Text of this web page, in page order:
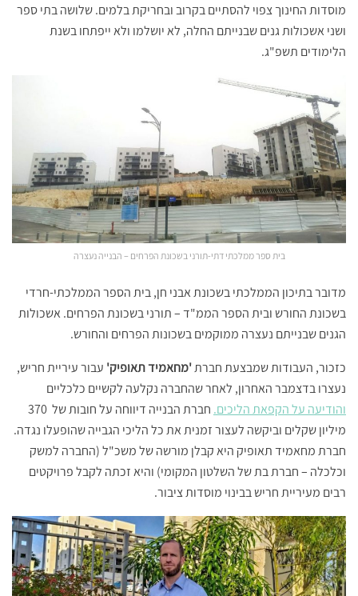
מוסדות החינוך צפוי להסתיים בקרוב ובחריקת בלמים. שלושה בתי ספר
ושני אשכולות גנים שבנייתם החלה, לא יושלמו ולא ייפתחו בשנת
הלימודים תשפ"ג.
בית ספר ממלכתי דתי-תורני בשכונת הפרחים – הבנייה נעצרה
מדובר בתיכון הממלכתי בשכונת אבני חן, בית הספר הממלכתי-חרדי
בשכונת החורש ובית הספר הממ"ד – תורני בשכונת הפרחים. אשכולות
הגנים שבנייתם נעצרה ממוקמים בשכונות הפרחים והחורש.
כזכור, העבודות שמבצעת חברת'מחאמיד תאופיק' עבור עיריית חריש,
נעצרו בדצמבר האחרון, לאחר שהחברה נקלעה לקשיים כלכליים
והודיעה על הקפאת הליכים.
חברת הבנייה דיווחה על חובות של 370
מיליון שקלים וביקשה לעצור זמנית את כל הליכי הגבייה שהופעלו נגדה.
חברת מחאמיד תאופיק היא קבלן מורשה של משכ"ל (החברה למשק
וכלכלה – חברת בת של השלטון המקומי) והיא זכתה לקבל פרויקטים
רבים מעיריית חריש בבינוי מוסדות ציבור.